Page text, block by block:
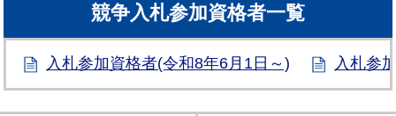
競争入札参加資格者一覧
入札参加資格者(令和8年6月1日～) 入札参